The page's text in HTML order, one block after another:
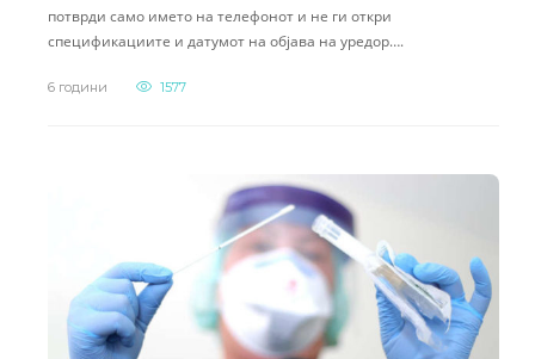
потврди само името на телефонот и не ги откри
спецификациите и датумот на објава на уредор….
6 години 1577